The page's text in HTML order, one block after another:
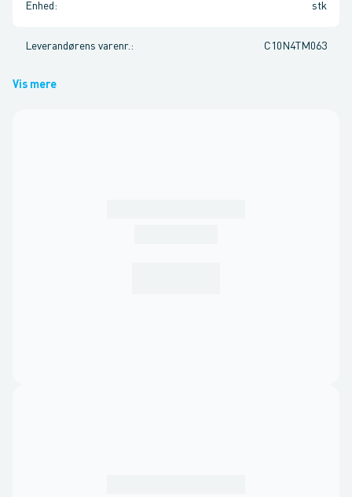
Enhed : stk
Leverandørens varenr. : C10N4TM063
Vis mere